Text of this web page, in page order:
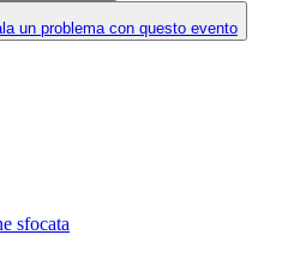
un problema con questo evento